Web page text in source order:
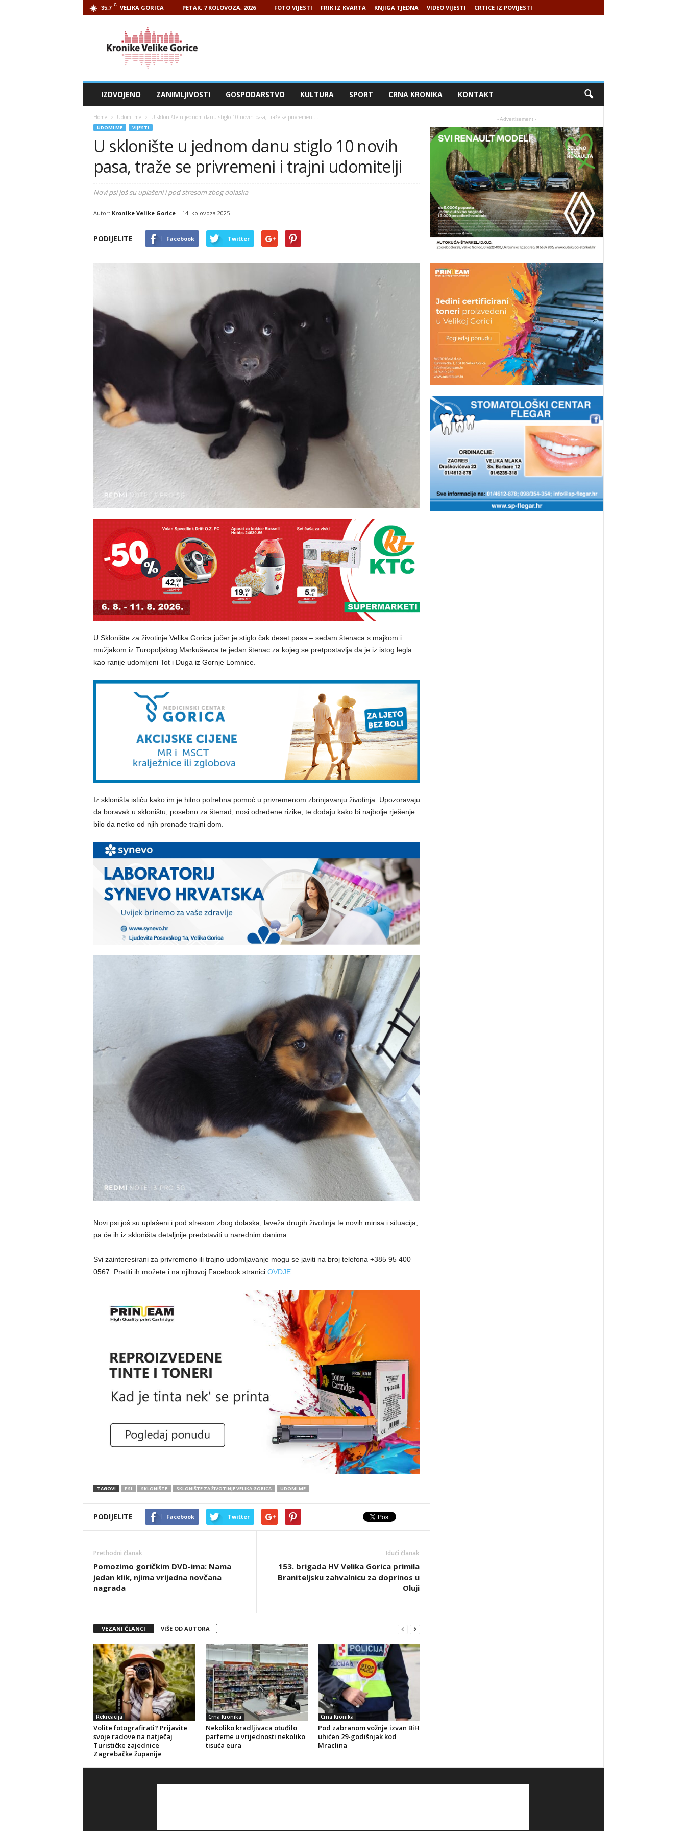
35.7 C VELIKA GORICA PETAK, 7 KOLOVOZA, 2026 FOTO VIJESTI FRIK IZ KVARTA KNJIGA TJEDNA VIDEO VIJESTI CRTICE IZ POVIJESTI
IZDVOJENO ZANIMLJIVOSTI GOSPODARSTVO KULTURA SPORT CRNA KRONIKA KONTAKT
Home Udomi me U sklonište u jednom danu stiglo 10 novih pasa, traže se privremeni...
UDOMI ME VIJESTI
U sklonište u jednom danu stiglo 10 novih
pasa, traže se privremeni i trajni udomitelji
Novi psi još su uplašeni i pod stresom zbog dolaska
Autor: Kronike Velike Gorice- 14. kolovoza 2025
PODIJELITE Facebook Twitter
U Sklonište za životinje Velika Gorica jučer je stiglo čak deset pasa – sedam štenaca s majkom i
mužjakom iz Turopoljskog Markuševca te jedan štenac za kojeg se pretpostavlja da je iz istog legla
kao ranije udomljeni Tot i Duga iz Gornje Lomnice.
Iz skloništa ističu kako im je hitno potrebna pomoć u privremenom zbrinjavanju životinja. Upozoravaju
da boravak u skloništu, posebno za štenad, nosi određene rizike, te dodaju kako bi najbolje rješenje
bilo da netko od njih pronađe trajni dom.
Novi psi još su uplašeni i pod stresom zbog dolaska, laveža drugih životinja te novih mirisa i situacija,
pa će ih iz skloništa detaljnije predstaviti u narednim danima.
Svi zainteresirani za privremeno ili trajno udomljavanje mogu se javiti na broj telefona +385 95 400
0567. Pratiti ih možete i na njihovoj Facebook stranici OVDJE.
TAGOVI PSI SKLONIŠTE SKLONIŠTE ZA ŽIVOTINJE VELIKA GORICA UDOMI ME
PODIJELITE Facebook Twitter
Prethodni članak
Pomozimo goričkim DVD-ima: Nama
jedan klik, njima vrijedna novčana
nagrada
Idući članak
153. brigada HV Velika Gorica primila
Braniteljsku zahvalnicu za doprinos u
Oluji
VEZANI ČLANCI VIŠE OD AUTORA
Rekreacija
Volite fotografirati? Prijavite
svoje radove na natječaj
Turističke zajednice
Zagrebačke županije
Crna Kronika
Nekoliko kradljivaca otuđilo
parfeme u vrijednosti nekoliko
tisuća eura
Crna Kronika
Pod zabranom vožnje izvan BiH
uhićen 29-godišnjak kod
Mraclina
- Advertisement -